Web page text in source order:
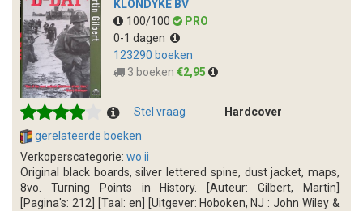
KLONDYKE BV
100/100
PRO
0-1 dagen
123290 boeken
3 boeken €2,95
Stel vraag
Hardcover
gerelateerde boeken
Verkoperscategorie: wo ii
Original black boards, silver lettered spine, dust jacket, maps,
8vo. Turning Points in History. [Auteur: Gilbert, Martin]
[Pagina's: 212] [Taal: en] [Uitgever: Hoboken, NJ : John Wiley &